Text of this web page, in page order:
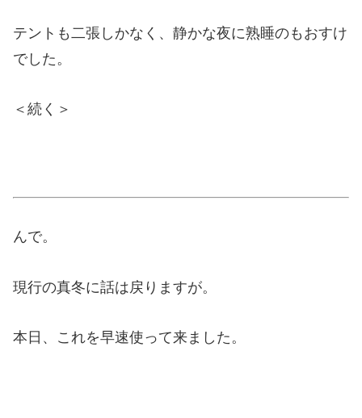
テントも二張しかなく、静かな夜に熟睡のもおすけ
でした。
＜続く＞
んで。
現行の真冬に話は戻りますが。
本日、これを早速使って来ました。